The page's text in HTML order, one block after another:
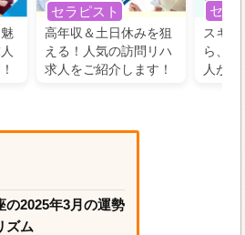
セラピスト
高年収＆土日休みを狙
える！人気の訪問リハ
求人をご紹介します！
セラ
スキ
ら、
人が
の2025年3月の運勢
ズム